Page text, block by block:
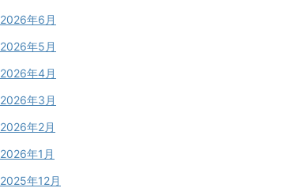
2026年6月
2026年5月
2026年4月
2026年3月
2026年2月
2026年1月
2025年12月